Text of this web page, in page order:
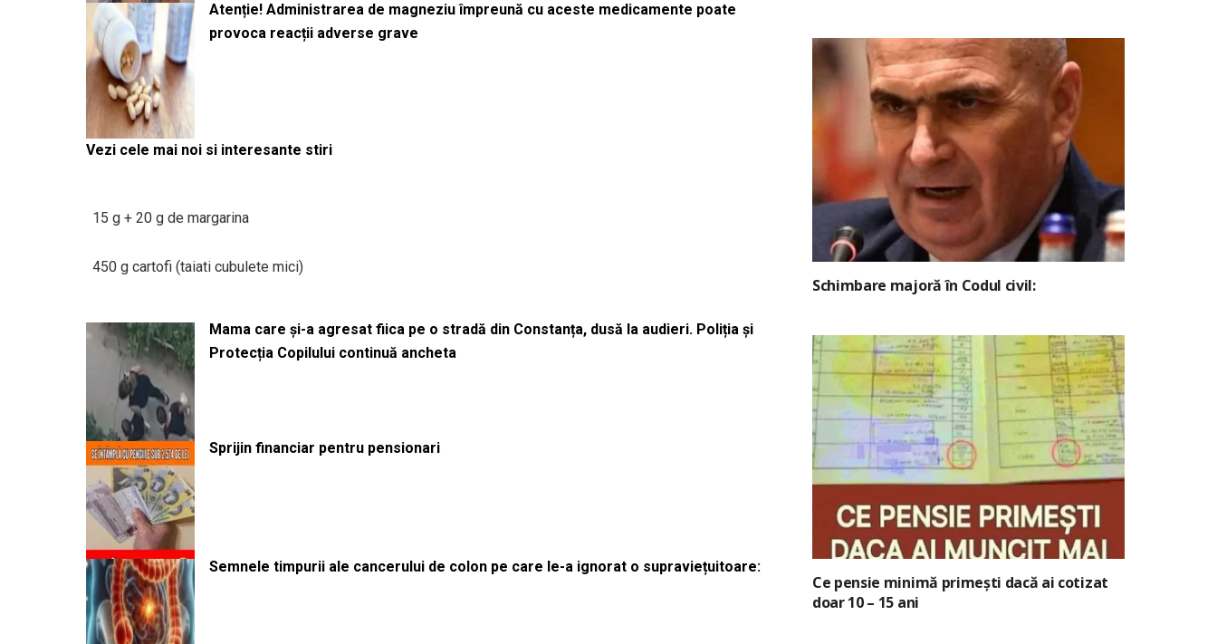
Atenție! Administrarea de magneziu împreună cu aceste medicamente poate
provoca reacții adverse grave
Vezi cele mai noi si interesante stiri
15 g + 20 g de margarina
450 g cartofi (taiati cubulete mici)
Mama care și-a agresat fiica pe o stradă din Constanța, dusă la audieri. Poliția și
Protecția Copilului continuă ancheta
Sprijin financiar pentru pensionari
Semnele timpurii ale cancerului de colon pe care le-a ignorat o supraviețuitoare:
Schimbare majoră în Codul civil:
Ce pensie minimă primești dacă ai cotizat
doar 10 – 15 ani